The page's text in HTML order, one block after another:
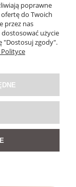
poprawne
do Twoich
przez nas
użycie
"Dostosuj zgody".